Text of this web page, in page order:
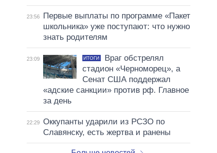
23:56
Первые выплаты по программе «Пакет
школьника» уже поступают: что нужно
знать родителям
23:09 ИТОГИ
Враг обстрелял
стадион «Черноморец», а
Сенат США поддержал
«адские санкции» против рф. Главное
за день
22:29 Оккупанты ударили из РСЗО по
Славянску, есть жертва и ранены